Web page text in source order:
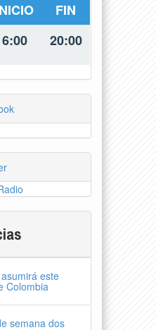
FIN
6:00 20:00
este
Colombia
semana dos